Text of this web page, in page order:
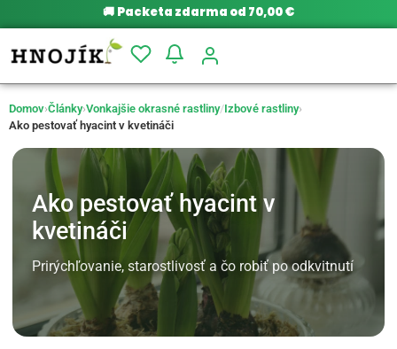
🚚 Packeta zdarma od 70,00 €
Domov›Články›Vonkajšie okrasné rastliny/Izbové rastliny›
Ako pestovať hyacint v kvetináči
Ako pestovať hyacint v
kvetináči
Prirýchľovanie, starostlivosť a čo robiť po odkvitnutí